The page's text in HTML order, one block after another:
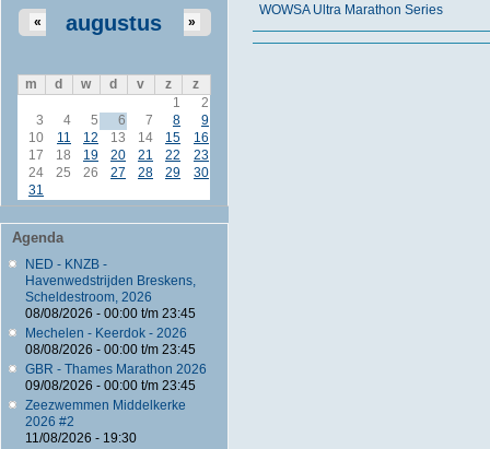
augustus
« »
m d w d v z
z
1
2
3
4 5 6 7 8
9
10
11 12 13 14 15
16
17
18 19 20 21 22
23
24
25 26 27 28 29
30
31
Agenda
NED - KNZB -
Havenwedstrijden Breskens,
Scheldestroom, 2026
08/08/2026 - 00:00t/m 23:45
Mechelen - Keerdok - 2026
08/08/2026 - 00:00t/m 23:45
GBR - Thames Marathon 2026
09/08/2026 - 00:00t/m 23:45
Zeezwemmen Middelkerke
2026 #2
11/08/2026 - 19:30
WOWSA Ultra Marathon Series